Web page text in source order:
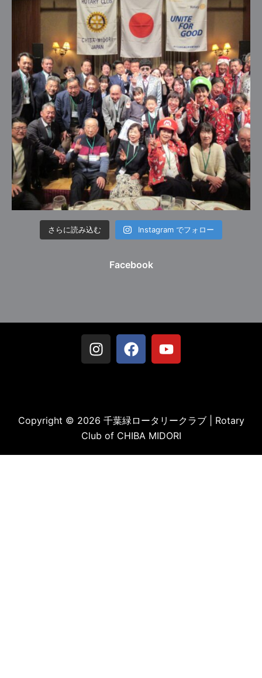
さらに読み込む Instagram でフォロー
Facebook
Copyright © 2026 千葉緑ロータリークラブ | Rotary
Club of CHIBA MIDORI